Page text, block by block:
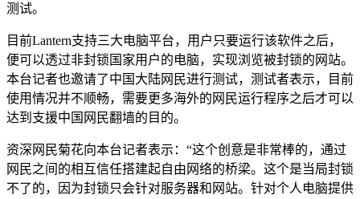
测试。
目前Lantern支持三大电脑平台，用户只要运行该软件之后，
便可以透过非封锁国家用户的电脑，实现浏览被封锁的网站。
本台记者也邀请了中国大陆网民进行测试，测试者表示，目前
使用情况并不顺畅，需要更多海外的网民运行程序之后才可以
达到支援中国网民翻墙的目的。
资深网民菊花向本台记者表示：“这个创意是非常棒的，通过
网民之间的相互信任搭建起自由网络的桥梁。这个是当局封锁
不了的，因为封锁只会针对服务器和网站。针对个人电脑提供